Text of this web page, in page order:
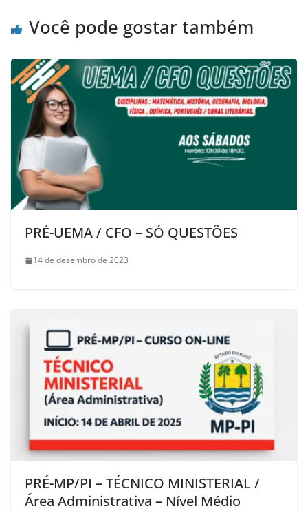
Você pode gostar também
PRÉ-UEMA / CFO – SÓ QUESTÕES
14 de dezembro de 2023
PRÉ-MP/PI – TÉCNICO MINISTERIAL /
Área Administrativa – Nível Médio